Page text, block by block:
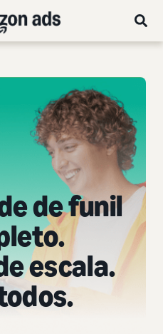
de funil
escala.